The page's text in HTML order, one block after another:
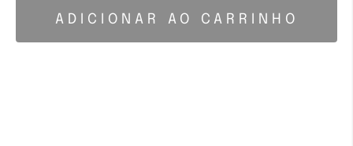
ADICIONAR AO CARRINHO